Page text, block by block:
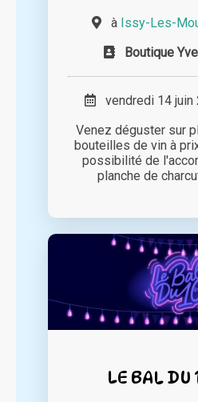
à Issy-Les-
Boutique
vendredi 14 juin
Venez déguster sur
bouteilles de vin à
possibilité de
planche de
LE BAL